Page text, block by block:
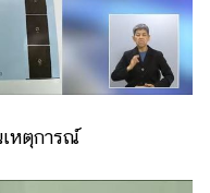
เหตุการณ์